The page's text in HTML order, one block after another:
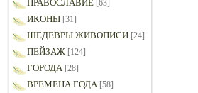
ПРАВОСЛАВИЕ [63]
ИКОНЫ [31]
ШЕДЕВРЫ ЖИВОПИСИ [24]
ПЕЙЗАЖ [124]
ГОРОДА [28]
ВРЕМЕНА ГОДА [58]